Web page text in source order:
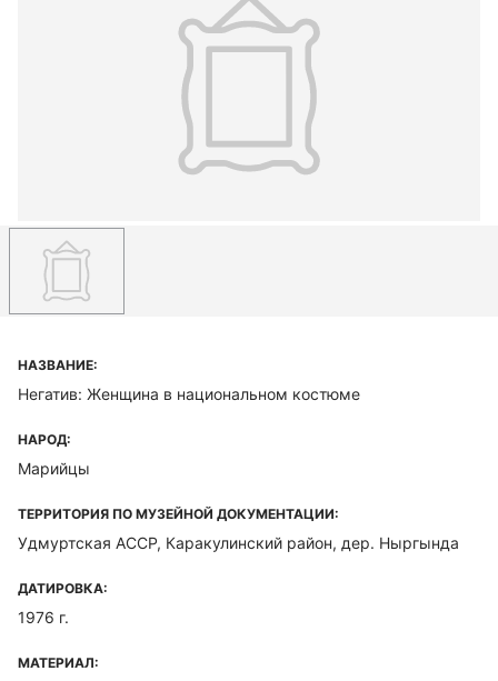
НАЗВАНИЕ:
Негатив: Женщина в национальном костюме
НАРОД:
Марийцы
ТЕРРИТОРИЯ ПО МУЗЕЙНОЙ ДОКУМЕНТАЦИИ:
Удмуртская ACCP, Каракулинский район, дер. Ныргында
ДАТИРОВКА:
1976 г.
МАТЕРИАЛ: